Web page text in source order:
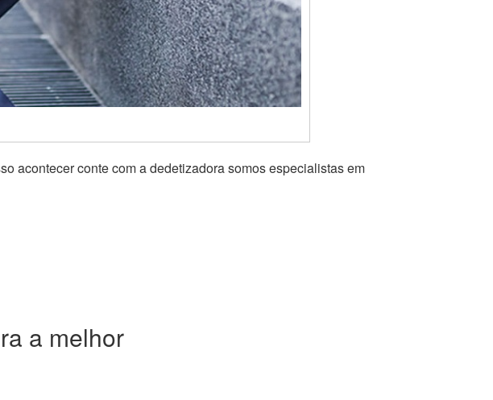
acontecer conte com a dedetizadora somos especialistas em
a melhor